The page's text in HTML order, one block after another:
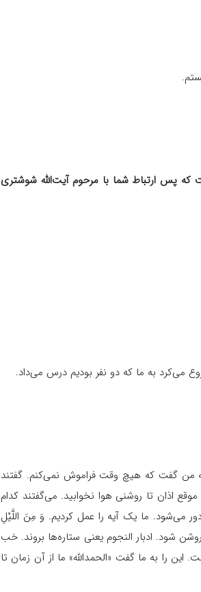
که پس ارتباط شما با مرحوم آیت‌الله شوشتری
می‌کرد به ما که دو نفر بودیم درس می‌داد.
من گفت که هیچ وقت فراموش نمی‌کنم. گفتند
اذان تا روشنی هوا نخوابید. می‌گفتند کدام
می‌شود. ما یک آیه را عمل کردیم. وَ مِنَ اللَّیْلِ
شود. ادبار النجوم یعنی ستاره‌ها بروند. خب
را به ما گفت «الحمدالله» ما از آن زمان تا